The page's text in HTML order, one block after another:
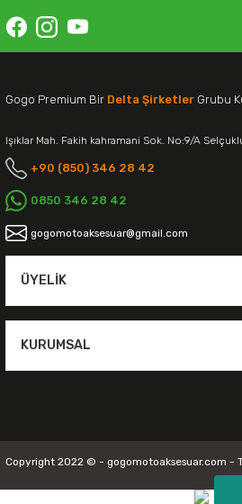
Gogo Premium Bir Delta Şirketler Grubu
Işıklar Mah. Fakih kahramani Sok. No:9/A
+90 (850) 346 28 42
0850 346 28 42
gogomotoaksesuar@gmail.com
ÜYELIK
KURUMSAL
Copyright 2022 © - gogomotoaksesuar.com -